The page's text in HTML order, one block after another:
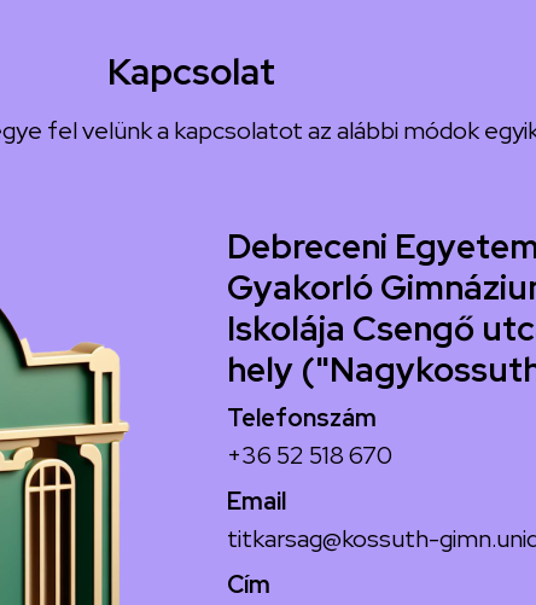
Kapcsolat
fel velünk a kapcsolatot az alábbi módok
Debreceni
Gyakorló
Iskolája Csengő
hely
Telefonszám
+36 52 518 670
Email
titkarsag@kossuth-
Cím